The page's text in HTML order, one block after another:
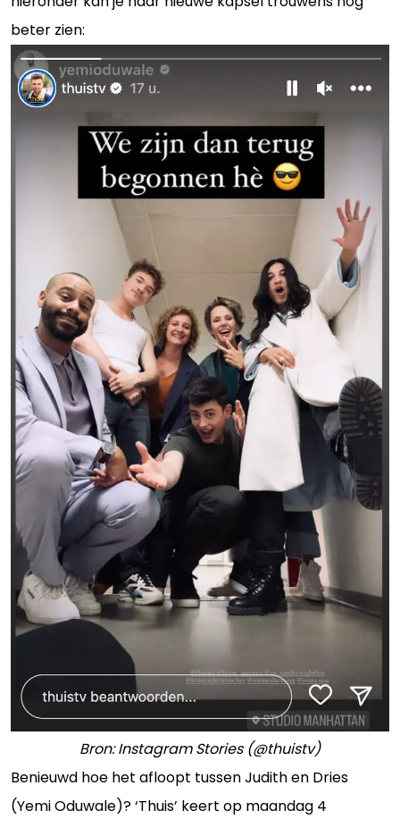
beter zien:
Bron: Instagram Stories (@thuistv)
Benieuwd hoe het afloopt tussen Judith en Dries
(Yemi Oduwale)? ‘Thuis’ keert op maandag 4